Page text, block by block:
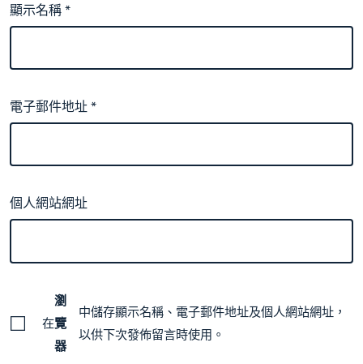
顯示名稱*
電子郵件地址*
個人網站網址
在
瀏
覽
器
中儲存顯示名稱、電子郵件地址及個人網站網址，
以供下次發佈留言時使用。